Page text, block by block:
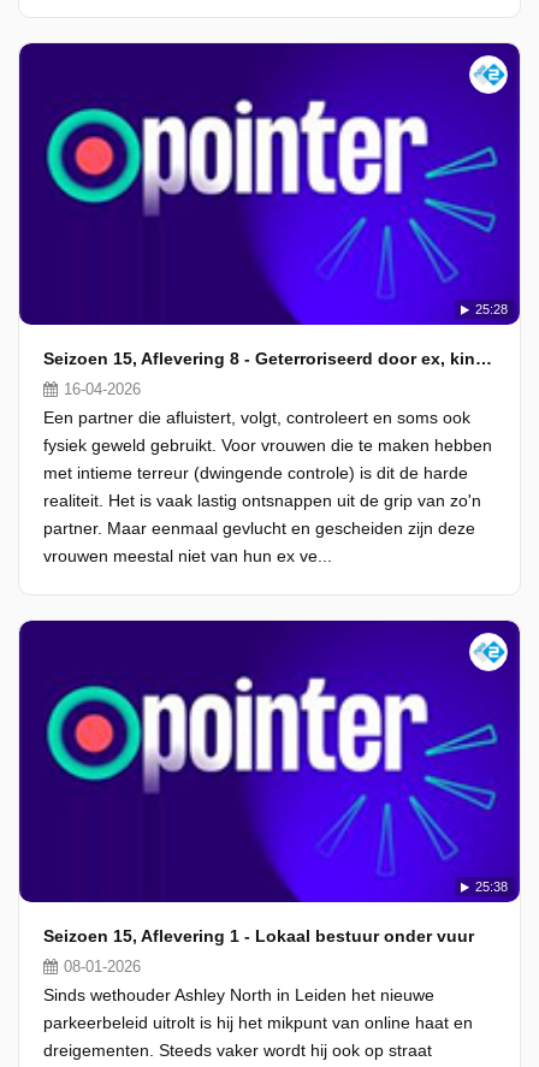
25:28
Seizoen 15, Aflevering 8 - Geterroriseerd door ex, kind de dupe
16-04-2026
Een partner die afluistert, volgt, controleert en soms ook
fysiek geweld gebruikt. Voor vrouwen die te maken hebben
met intieme terreur (dwingende controle) is dit de harde
realiteit. Het is vaak lastig ontsnappen uit de grip van zo'n
partner. Maar eenmaal gevlucht en gescheiden zijn deze
vrouwen meestal niet van hun ex ve...
25:38
Seizoen 15, Aflevering 1 - Lokaal bestuur onder vuur
08-01-2026
Sinds wethouder Ashley North in Leiden het nieuwe
parkeerbeleid uitrolt is hij het mikpunt van online haat en
dreigementen. Steeds vaker wordt hij ook op straat